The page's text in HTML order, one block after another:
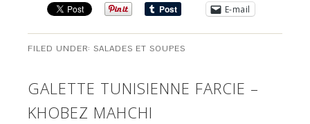
E-mail
FILED UNDER:SALADES ET SOUPES
GALETTE TUNISIENNE FARCIE –
KHOBEZ MAHCHI